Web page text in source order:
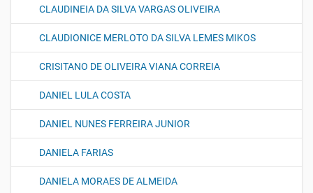
CLAUDINEIA DA SILVA VARGAS OLIVEIRA
CLAUDIONICE MERLOTO DA SILVA LEMES MIKOS
CRISITANO DE OLIVEIRA VIANA CORREIA
DANIEL LULA COSTA
DANIEL NUNES FERREIRA JUNIOR
DANIELA FARIAS
DANIELA MORAES DE ALMEIDA